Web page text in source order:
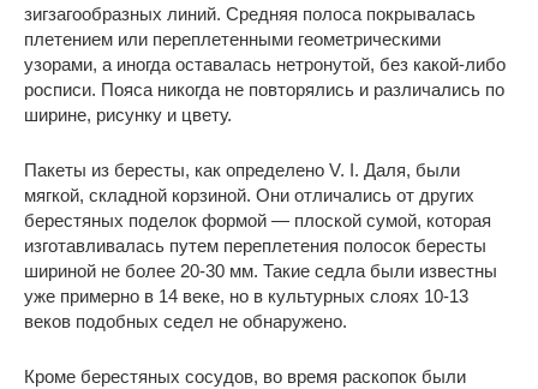
зигзагообразных линий. Средняя полоса покрывалась
плетением или переплетенными геометрическими
узорами, а иногда оставалась нетронутой, без какой-либо
росписи. Пояса никогда не повторялись и различались по
ширине, рисунку и цвету.
Пакеты из бересты, как определено V. I. Даля, были
мягкой, складной корзиной. Они отличались от других
берестяных поделок формой — плоской сумой, которая
изготавливалась путем переплетения полосок бересты
шириной не более 20-30 мм. Такие седла были известны
уже примерно в 14 веке, но в культурных слоях 10-13
веков подобных седел не обнаружено.
Кроме берестяных сосудов, во время раскопок были